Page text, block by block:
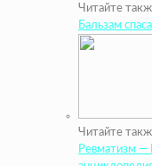
Читайте
Бальзам
Читайте
Ревматизм —